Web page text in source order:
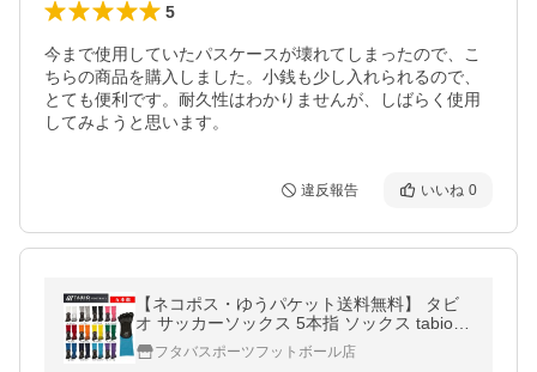
5
今まで使用していたパスケースが壊れてしまったので、こ
ちらの商品を購入しました。小銭も少し入れられるので、
とても便利です。耐久性はわかりませんが、しばらく使用
してみようと思います。
違反報告 いいね 0
【ネコポス・ゆうパケット送料無料】 タビ
オ サッカーソックス 5本指 ソックス tabio s
ports S 071140014 M 072140014 L 072141
014 靴下 メンズ 子供
フタバスポーツフットボール店